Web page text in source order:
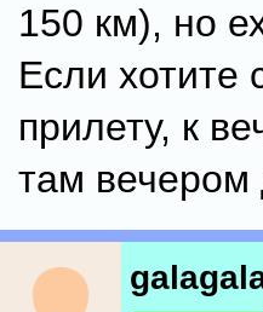
150 км), но
Если хотите
прилету, к
там вечером